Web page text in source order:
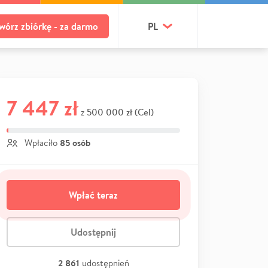
zbiórkę - za darmo PL
7 447 zł z 500 000 zł (Cel)
Wpłaciło 85 osób
Wpłać teraz
Udostępnij
2 861 udostępnień